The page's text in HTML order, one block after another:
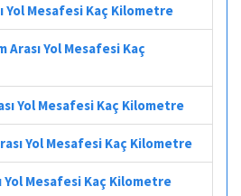
Yol Mesafesi Kaç Kilometre
Arası Yol Mesafesi Kaç
Yol Mesafesi Kaç Kilometre
Yol Mesafesi Kaç Kilometre
Yol Mesafesi Kaç Kilometre